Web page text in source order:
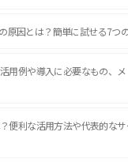
原因とは？簡単に試せる7つ
用例や導入に必要なもの、
便利な活用方法や代表的な